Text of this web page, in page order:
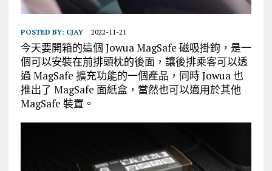
POSTED BY: CJAY 2022-11-21
今天要開箱的這個 Jowua MagSafe 磁吸掛鉤，是一
個可以安裝在前排頭枕的後面，讓後排乘客可以透
過 MagSafe 擴充功能的一個產品，同時 Jowua 也
推出了 MagSafe 面紙盒，當然也可以適用於其他
MagSafe 裝置。